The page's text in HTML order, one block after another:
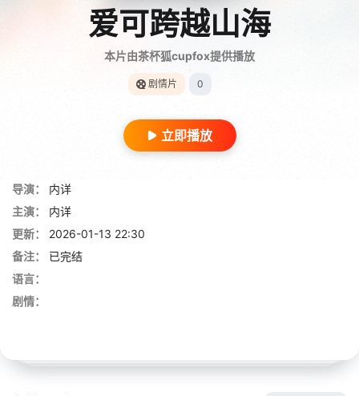
爱可跨越山海
本片由茶杯狐cupfox提供播放
剧情片 0
立即播放
导演：
内详
主演：
内详
更新：
2026-01-13 22:30
备注：
已完结
语言：
剧情：